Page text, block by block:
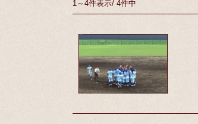
1～4件表示/ 4件中